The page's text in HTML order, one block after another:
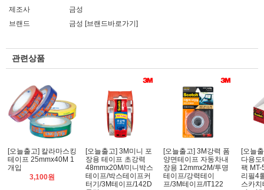
제조사
금성
브랜드
금성 [브랜드바로가기]
관련상품
[오늘출고] 칼라마스킹
테이프 25mmx40M 1
개입
3,100원
[오늘출고] 3M미니 포
장용 테이프 초강력
48mmx20M/미니박스
테이프/박스테이프커
터기/3M테이프/142D
[오늘출고] 3M강력 폼
양면테이프 자동차내
장용 12mmx2M/투명
테이프/강력테이
프/3M테이프/IT122
[오늘
다용
팩 MT-
리필4
스카